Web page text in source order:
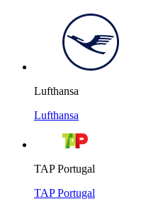
Lufthansa
Lufthansa
TAP Portugal
TAP Portugal